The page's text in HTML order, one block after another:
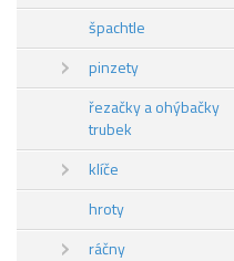
špachtle
pinzety
řezačky a ohýbačky
trubek
klíče
hroty
ráčny